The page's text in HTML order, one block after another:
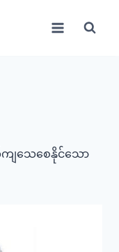
ကျသေစေနိုင်သော